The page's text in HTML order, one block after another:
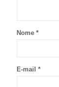
Nome *
E-mail *